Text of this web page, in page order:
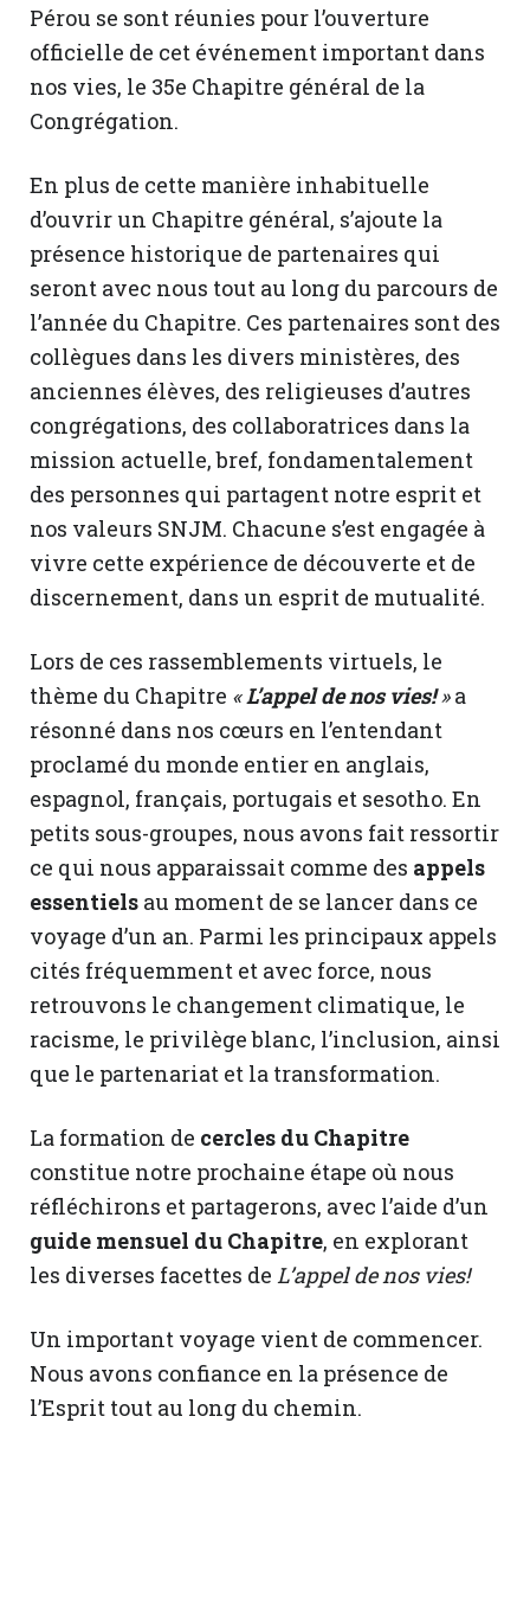
Pérou se sont réunies pour l’ouverture
officielle de cet événement important dans
nos vies, le 35e Chapitre général de la
Congrégation.
En plus de cette manière inhabituelle
d’ouvrir un Chapitre général, s’ajoute la
présence historique de partenaires qui
seront avec nous tout au long du parcours de
l’année du Chapitre. Ces partenaires sont des
collègues dans les divers ministères, des
anciennes élèves, des religieuses d’autres
congrégations, des collaboratrices dans la
mission actuelle, bref, fondamentalement
des personnes qui partagent notre esprit et
nos valeurs SNJM. Chacune s’est engagée à
vivre cette expérience de découverte et de
discernement, dans un esprit de mutualité.
Lors de ces rassemblements virtuels, le
thème du Chapitre «L’appel de nos vies!»a
résonné dans nos cœurs en l’entendant
proclamé du monde entier en anglais,
espagnol, français, portugais et sesotho. En
petits sous-groupes, nous avons fait ressortir
ce qui nous apparaissait comme des appels
essentiels au moment de se lancer dans ce
voyage d’un an. Parmi les principaux appels
cités fréquemment et avec force, nous
retrouvons le changement climatique, le
racisme, le privilège blanc, l’inclusion, ainsi
que le partenariat et la transformation.
La formation de cercles du Chapitre
constitue notre prochaine étape où nous
réfléchirons et partagerons, avec l’aide d’un
guide mensuel du Chapitre, en explorant
les diverses facettes de L’appel de nos vies!
Un important voyage vient de commencer.
Nous avons confiance en la présence de
l’Esprit tout au long du chemin.